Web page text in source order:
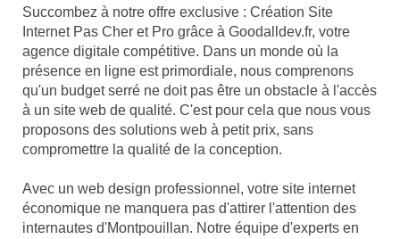
Succombez à notre offre exclusive : Création Site
Internet Pas Cher et Pro grâce à Goodalldev.fr, votre
agence digitale compétitive. Dans un monde où la
présence en ligne est primordiale, nous comprenons
qu'un budget serré ne doit pas être un obstacle à l'accès
à un site web de qualité. C'est pour cela que nous vous
proposons des solutions web à petit prix, sans
compromettre la qualité de la conception.
Avec un web design professionnel, votre site internet
économique ne manquera pas d'attirer l'attention des
internautes d'Montpouillan. Notre équipe d'experts en